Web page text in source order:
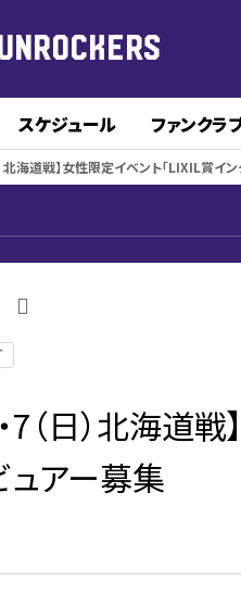
スケジュール ファンクラ
）北海道戦】女性限定イベント「LIXIL賞イ
・7（日）北海
ュアー募集